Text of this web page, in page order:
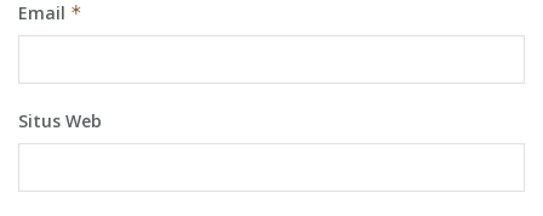
Email *
Situs Web